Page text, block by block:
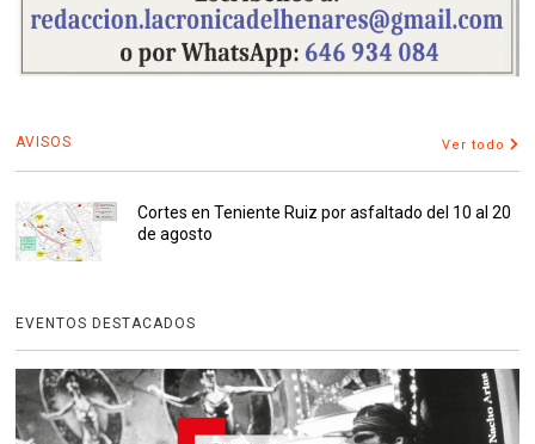
AVISOS Ver todo
Cortes en Teniente Ruiz por asfaltado del 10 al 20
de agosto
EVENTOS DESTACADOS